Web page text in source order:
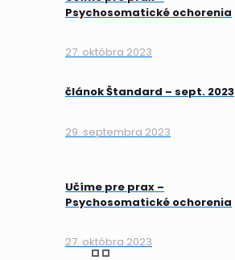
Psychosomatické ochorenia
27. októbra 2023
článok Štandard – sept. 2023
29. septembra 2023
Učíme pre prax –
Psychosomatické ochorenia
27. októbra 2023